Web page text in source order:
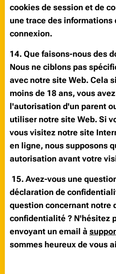
cookies de session et de
une trace des informations
connexion.
14. Que faisons-nous des
Nous ne ciblons pas
avec notre site Web. Cela
moins de 18 ans, vous
l'autorisation d'un parent
utiliser notre site Web. Si
vous visitez notre site
en ligne, nous supposons
autorisation avant votre
15. Avez-vous une
déclaration de
question concernant notre
confidentialité ? N'hésitez
envoyant un email à
sommes heureux de vous